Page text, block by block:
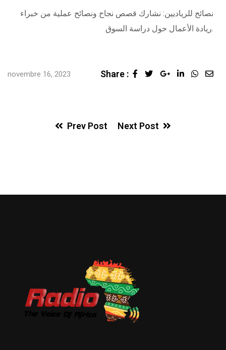
نصائح للرياديين: نشارك قصص نجاح ونصائح عملية من خبراء
novembre 16, 2023 Share :
Prev Post Next Post